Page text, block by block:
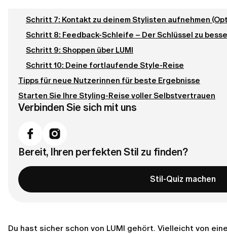
Du hast sicher schon von LUMI gehört. Vielleicht von
Schritt 7: Kontakt zu deinem Stylisten aufnehmen
Schritt 8: Feedback-Schleife – Der Schlüssel zu
Schritt 9: Shoppen über LUMI
Schritt 10: Deine fortlaufende Style-Reise
Tipps für neue Nutzerinnen für beste Ergebnisse
Starten Sie Ihre Styling-Reise voller Selbstvertrauen
Verbinden Sie sich mit uns
Bereit, Ihren perfekten Stil zu finden?
Stil-Quiz machen